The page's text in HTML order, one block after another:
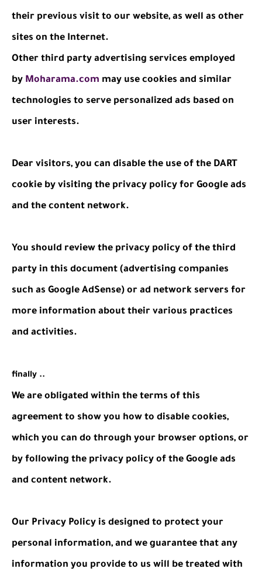
their previous visit to our website, as well as other
sites on the Internet.
Other third party advertising services employed
by Moharama.com may use cookies and similar
technologies to serve personalized ads based on
user interests.
Dear visitors, you can disable the use of the DART
cookie by visiting the privacy policy for Google ads
and the content network.
You should review the privacy policy of the third
party in this document (advertising companies
such as Google AdSense) or ad network servers for
more information about their various practices
and activities.
finally ..
We are obligated within the terms of this
agreement to show you how to disable cookies,
which you can do through your browser options, or
by following the privacy policy of the Google ads
and content network.
Our Privacy Policy is designed to protect your
personal information, and we guarantee that any
information you provide to us will be treated with